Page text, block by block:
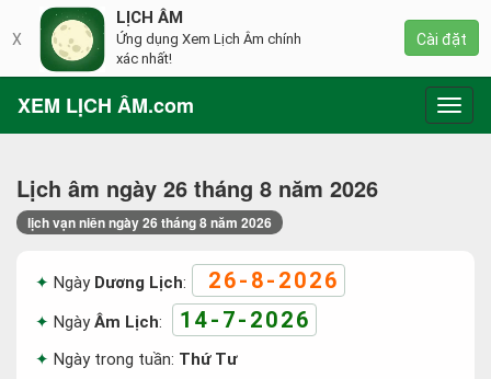
XEM LỊCH ÂM.com
Lịch âm ngày 26 tháng 8 năm 2026
lịch vạn niên ngày 26 tháng 8 năm 2026
Ngày Dương Lịch: 26-8-2026
NgàyÂm Lịch: 14-7-2026
Ngày trong tuần: Thứ Tư
X
LỊCH ÂM
Ứng dụng Xem Lịch Âm chính
xác nhất!
Cài đặt